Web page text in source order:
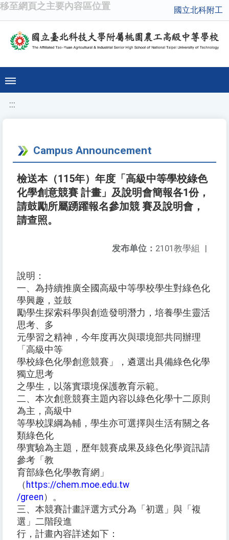
移至網頁之主要內容區位置 國立北科附工
:::
Campus Announcement
檢送本（115年）年度「高級中等學校綠色
化學創意競賽 計畫」及說明會簡報各1份，
請鼓勵所屬踴躍報名參加競 賽及說明會，
請查照。
发布单位： 2101教學組 |
說明：
一、為持續推廣全國高級中等學校學生對綠色化
學興趣，並鼓
勵學生探索科學與創造發明潛力，培養學生靈活
思考、多
元學習之精神，今年度再次與環境部共同辦理
「高級中等
學校綠色化學創意競賽」，遴選出具備綠色化學
獨立思考
之學生，以落實環境保護教育示範。
二、本次創意競賽主題內容以綠色化學十二原則
為主，高級中
等學校課綱為輔，學生亦可選擇與生活有關之各
類綠色化
學實驗為主題，歷年競賽成果及綠色化學資訊請
參考「教
育部綠色化學教育網」
（ https://chem.moe.edu.tw
/green ）。
三、本競賽計畫評選方式分為「初選」與「複
選」二階段進
行，計畫內容詳述如下：